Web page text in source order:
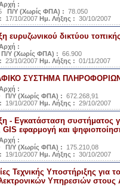
:
Π/Υ (Χωρίς ΦΠΑ) : 78.050
17/10/2007 Ημ. Λήξης : 30/10/2007
ευρυζωνικού δικτύου
:
Π/Υ (Χωρίς ΦΠΑ) : 66.900
23/10/2007 Ημ. Λήξης : 01/11/2007
ΣΥΣΤΗΜΑ
:
Π/Υ (Χωρίς ΦΠΑ) : 672.268,91
19/10/2007 Ημ. Λήξης : 29/10/2007
- Εγκατάσταση συστήματος
GIS εφαρμογή και
:
Π/Υ (Χωρίς ΦΠΑ) :
175.210,08
19/10/2007 Ημ. Λήξης : 30/10/2007
Τεχνικής Υποστήριξης
Υπηρεσιών